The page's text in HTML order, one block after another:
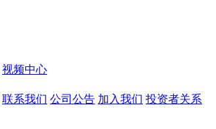
视频中心
联系我们 公司公告 加入我们 投资者关系